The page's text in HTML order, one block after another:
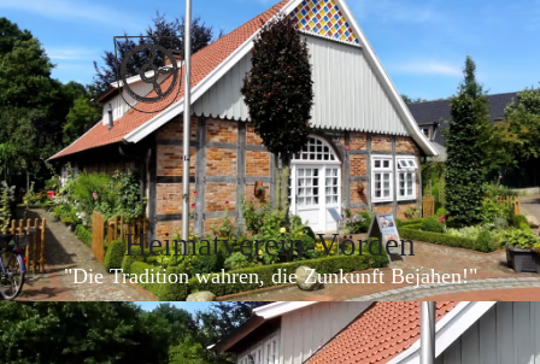
Heimatverein-Vörden
"Die Tradition wahren, die Zunkunft Bejahen!"